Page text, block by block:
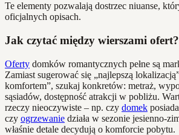
Te elementy pozwalają dostrzec niuanse,
oficjalnych opisach.
Jak czytać między wierszami ofert?
Oferty domków romantycznych pełne są
Zamiast sugerować się „najlepszą
komfortem”, szukaj konkretów: metraż,
sąsiadów, dostępność atrakcji w pobliżu.
rzeczy nieoczywiste – np. czy domek
czy ogrzewanie działa w sezonie jesienno-
właśnie detale decydują o komforcie pobytu.